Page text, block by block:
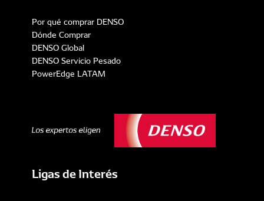
Por qué comprar DENSO
Dónde Comprar
DENSO Global
DENSO Servicio Pesado
PowerEdge LATAM
Ligas de Interés